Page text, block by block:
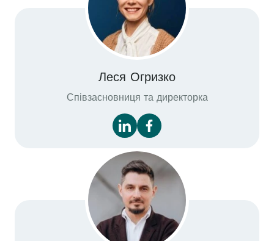
Леся Огризко
Співзасновниця та директорка